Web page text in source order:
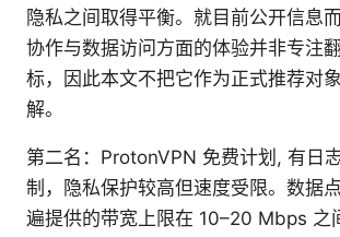
隐私之间取得平衡。就目前公开信息
协作与数据访问方面的体验并非专注
标，因此本文不把它作为正式推荐对
解。
第二名：ProtonVPN 免费计划, 有日
制，隐私保护较高但速度受限。数据
遍提供的带宽上限在 10–20 Mbps 之